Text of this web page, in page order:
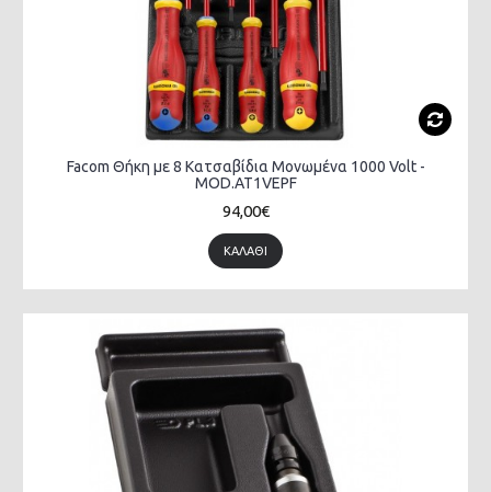
Facom Θήκη με 8 Κατσαβίδια Μονωμένα 1000 Volt -
MOD.AT1VEPF
94,00€
ΚΑΛΆΘΙ